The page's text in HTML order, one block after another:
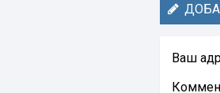
Ваш